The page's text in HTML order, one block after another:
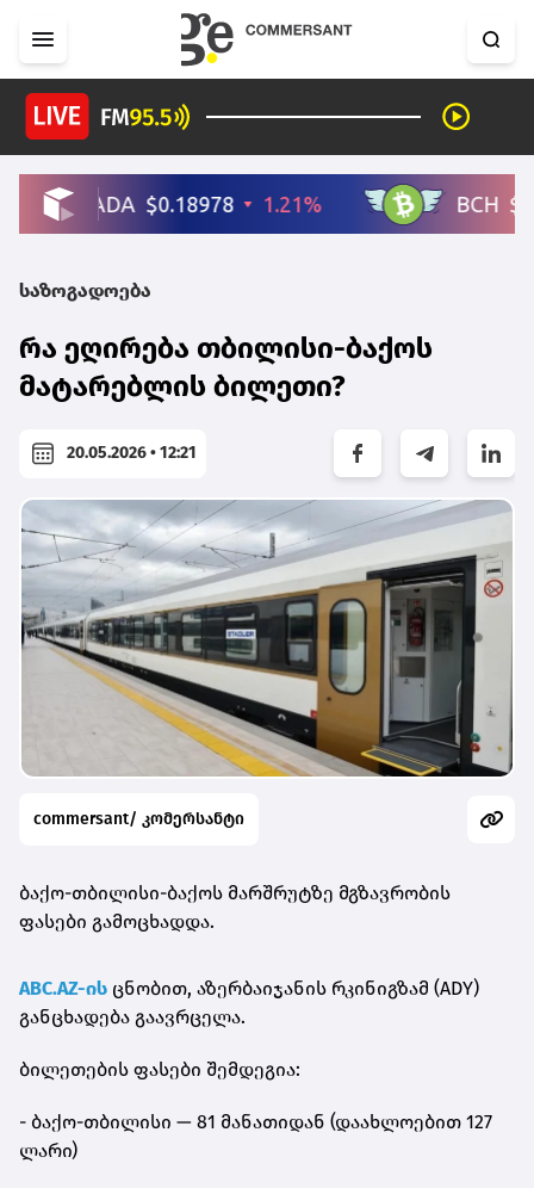
საზოგადოება
რა ეღირება თბილისი-ბაქოს
მატარებლის ბილეთი?
20.05.2026 • 12:21
commersant/ კომერსანტი
ბაქო-თბილისი-ბაქოს მარშრუტზე მგზავრობის
ფასები გამოცხადდა.
ABC.AZ-ის ცნობით, აზერბაიჯანის რკინიგზამ (ADY)
განცხადება გაავრცელა.
ბილეთების ფასები შემდეგია:
- ბაქო-თბილისი — 81 მანათიდან (დაახლოებით 127
ლარი)